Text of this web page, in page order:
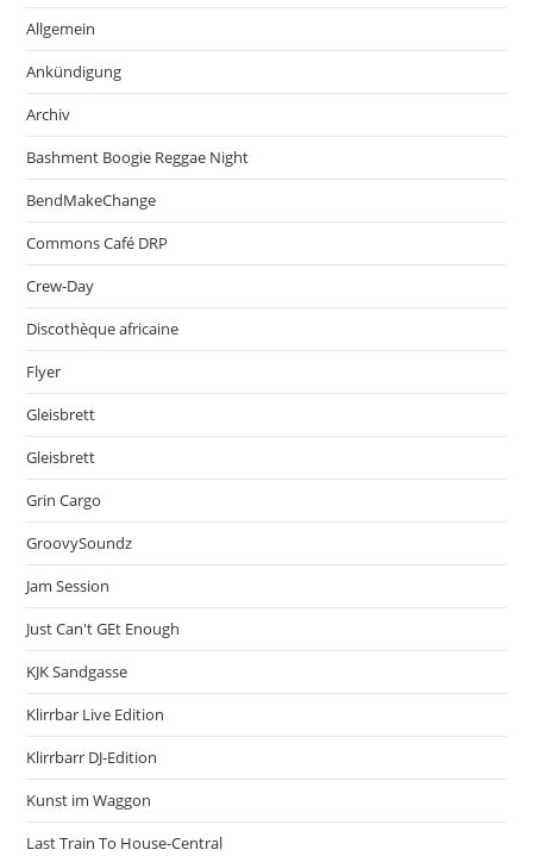
Allgemein
Ankündigung
Archiv
Bashment Boogie Reggae Night
BendMakeChange
Commons Café DRP
Crew-Day
Discothèque africaine
Flyer
Gleisbrett
Gleisbrett
Grin Cargo
GroovySoundz
Jam Session
Just Can't GEt Enough
KJK Sandgasse
Klirrbar Live Edition
Klirrbarr DJ-Edition
Kunst im Waggon
Last Train To House-Central